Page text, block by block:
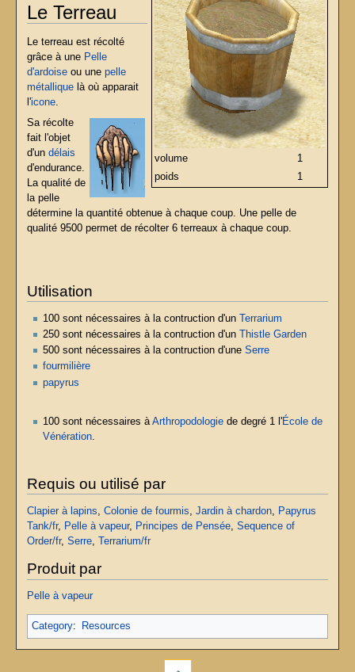
volume
1
poids
1
Le Terreau
Le terreau est récolté
grâce à une Pelle
d'ardoiseou une pelle
métalliquelà où apparait
l'icone.
Sa récolte
fait l'objet
d'un délais
d'endurance.
La qualité de
la pelle
détermine la quantité obtenue à chaque coup. Une pelle de
qualité 9500 permet de récolter 6 terreaux à chaque coup.
Utilisation
100 sont nécessaires à la contruction d'un Terrarium
250 sont nécessaires à la contruction d'un Thistle Garden
500 sont nécessaires à la contruction d'une Serre
fourmilière
papyrus
100 sont nécessaires àArthropodologie de degré 1 l'École de
Vénération.
Requis ou utilisé par
Clapier à lapins Colonie de fourmis Jardin à chardon,
Papyrus
Tank/fr, Pelle à vapeur, Principes de Pensée, Sequence of
Order/fr, Serre, Terrarium/fr
Produit par
Pelle à vapeur
Category: Resources